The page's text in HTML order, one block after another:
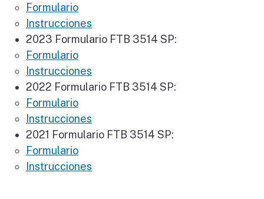
Formulario
Instrucciones
2023 Formulario FTB 3514 SP:
Formulario
Instrucciones
2022 Formulario FTB 3514 SP:
Formulario
Instrucciones
2021 Formulario FTB 3514 SP:
Formulario
Instrucciones